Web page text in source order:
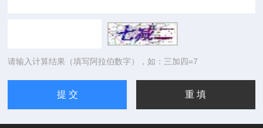
请输入计算结果（填写阿拉伯数字），如：三加四=7